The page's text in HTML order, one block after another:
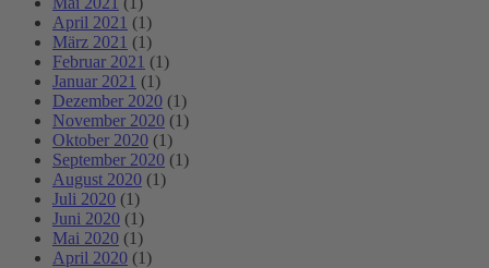
April 2021 (1)
März 2021 (1)
Februar 2021 (1)
Januar 2021 (1)
Dezember 2020 (1)
November 2020 (1)
Oktober 2020 (1)
September 2020 (1)
August 2020 (1)
Juli 2020 (1)
Juni 2020 (1)
Mai 2020 (1)
April 2020 (1)